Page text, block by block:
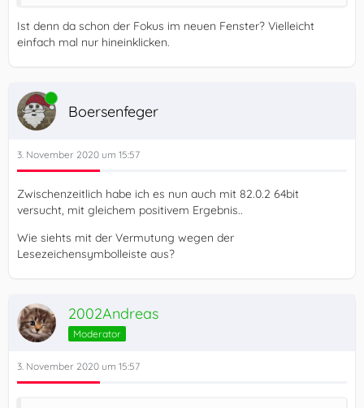
Ist denn da schon der Fokus im neuen Fenster? Vielleicht
einfach mal nur hineinklicken.
Online
Boersenfeger
3. November 2020 um 15:57
Zwischenzeitlich habe ich es nun auch mit 82.0.2 64bit
versucht, mit gleichem positivem Ergebnis..
Wie siehts mit der Vermutung wegen der
Lesezeichensymbolleiste aus?
2002Andreas
Moderator
3. November 2020 um 15:57